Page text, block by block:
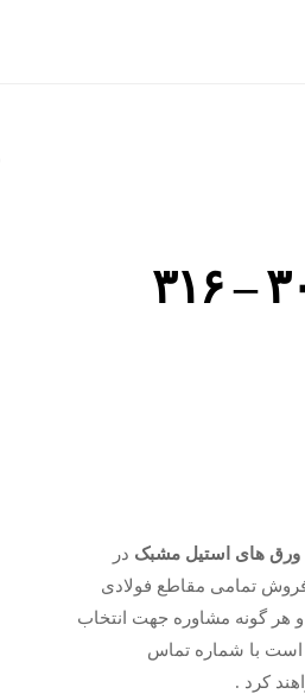
ورق های استیل مشبک در
فروش تمامی مقاطع فولادی
و هر گونه مشاوره جهت انتخاب
است با شماره تماس
کرد .